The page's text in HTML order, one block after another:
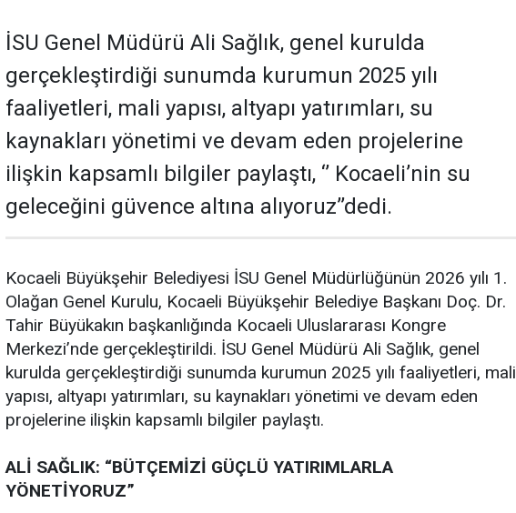
İSU Genel Müdürü Ali Sağlık, genel kurulda
gerçekleştirdiği sunumda kurumun 2025 yılı
faaliyetleri, mali yapısı, altyapı yatırımları, su
kaynakları yönetimi ve devam eden projelerine
ilişkin kapsamlı bilgiler paylaştı, ‘’ Kocaeli’nin su
geleceğini güvence altına alıyoruz’’dedi.
Kocaeli Büyükşehir Belediyesi İSU Genel Müdürlüğünün 2026 yılı 1.
Olağan Genel Kurulu, Kocaeli Büyükşehir Belediye Başkanı Doç. Dr.
Tahir Büyükakın başkanlığında Kocaeli Uluslararası Kongre
Merkezi’nde gerçekleştirildi. İSU Genel Müdürü Ali Sağlık, genel
kurulda gerçekleştirdiği sunumda kurumun 2025 yılı faaliyetleri, mali
yapısı, altyapı yatırımları, su kaynakları yönetimi ve devam eden
projelerine ilişkin kapsamlı bilgiler paylaştı.
ALİ SAĞLIK: “BÜTÇEMİZİ GÜÇLÜ YATIRIMLARLA
YÖNETİYORUZ”